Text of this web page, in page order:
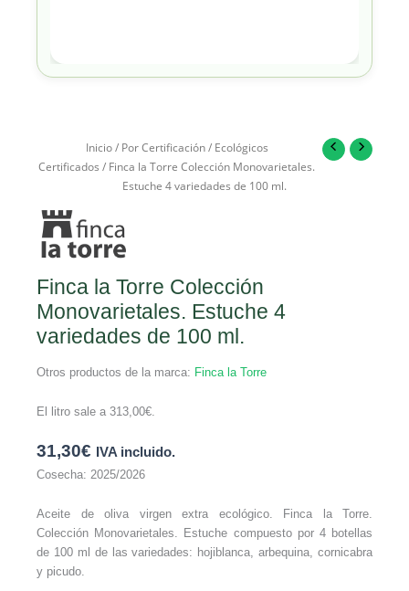
Inicio/ Por Certificación/ Ecológicos
Certificados / Finca la Torre Colección Monovarietales.
Estuche 4 variedades de 100 ml.
Finca la Torre Colección
Monovarietales. Estuche 4
variedades de 100 ml.
Otros productos de la marca: Finca la Torre
El litro sale a 313,00€
31,30€ IVA incluido.
Cosecha: 2025/2026
Aceite de oliva virgen extra ecológico. Finca la Torre.
Colección Monovarietales. Estuche compuesto por 4 botellas
de 100 ml de las variedades: hojiblanca, arbequina, cornicabra
y picudo.